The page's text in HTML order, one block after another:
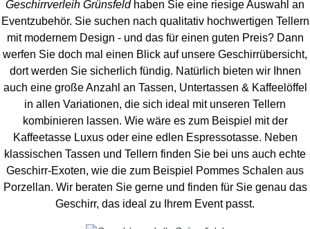
Geschirrverleih Grünsfeldhaben Sie eine riesige Auswahl an
Eventzubehör. Sie suchen nach qualitativ hochwertigen Tellern
mit modernem Design - und das für einen guten Preis? Dann
werfen Sie doch mal einen Blick auf unsere Geschirrübersicht,
dort werden Sie sicherlich fündig. Natürlich bieten wir Ihnen
auch eine große Anzahl an Tassen, Untertassen & Kaffeelöffel
in allen Variationen, die sich ideal mit unseren Tellern
kombinieren lassen. Wie wäre es zum Beispiel mit der
Kaffeetasse Luxus oder eine edlen Espressotasse. Neben
klassischen Tassen und Tellern finden Sie bei uns auch echte
Geschirr-Exoten, wie die zum Beispiel Pommes Schalen aus
Porzellan. Wir beraten Sie gerne und finden für Sie genau das
Geschirr, das ideal zu Ihrem Event passt.